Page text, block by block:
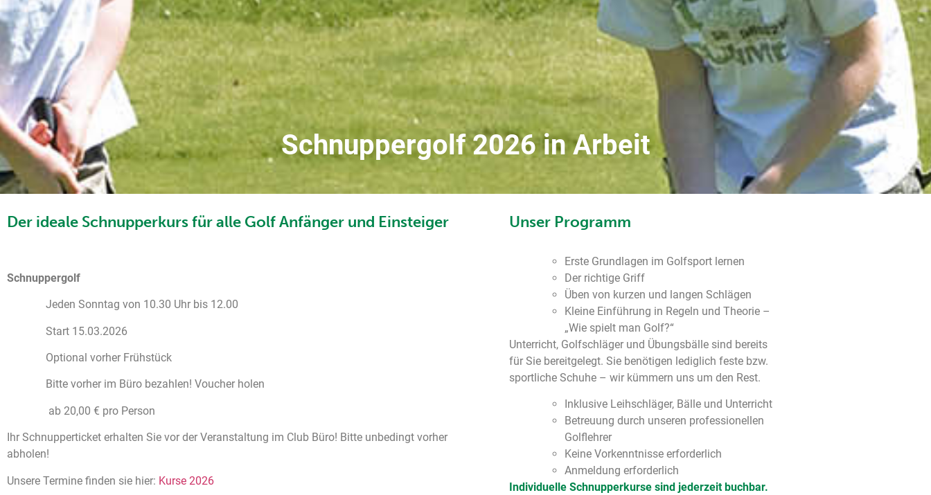
Schnuppergolf 2026 in Arbeit
Der ideale Schnupperkurs für alle Golf Anfänger und Einsteiger
Schnuppergolf
Jeden Sonntag von 10.30 Uhr bis 12.00
Start 15.03.2026
Optional vorher Frühstück
Bitte vorher im Büro bezahlen! Voucher holen
ab 20,00 € pro Person
Ihr Schnupperticket erhalten Sie vor der Veranstaltung im Club Büro! Bitte unbedingt vorher
abholen!
Unsere Termine finden sie hier: Kurse 2026
Unser Programm
Erste Grundlagen im Golfsport lernen
Der richtige Griff
Üben von kurzen und langen Schlägen
Kleine Einführung in Regeln und Theorie –
„Wie spielt man Golf?“
Unterricht, Golfschläger und Übungsbälle sind bereits
für Sie bereitgelegt. Sie benötigen lediglich feste bzw.
sportliche Schuhe – wir kümmern uns um den Rest.
Inklusive Leihschläger, Bälle und Unterricht
Betreuung durch unseren professionellen
Golflehrer
Keine Vorkenntnisse erforderlich
Anmeldung erforderlich
Individuelle Schnupperkurse sind jederzeit buchbar.